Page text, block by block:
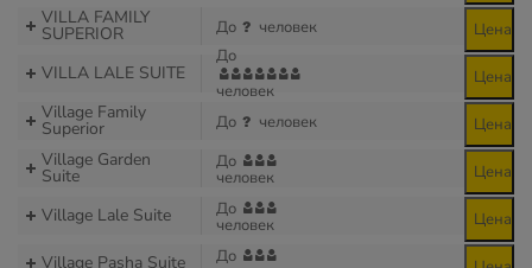
VILLA FAMILY
SUPERIOR До человек Цена
VILLA LALE SUITE
До
человек
Цена
Village Family
Superior До человек Цена
Village Garden
Suite
До
человек Цена
Village Lale Suite До
человек Цена
Village Pasha Suite До